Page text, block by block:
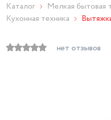
Каталог
Мелкая бытовая
Кухонная техника
нет отзывов